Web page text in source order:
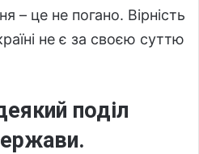
– це не погано. Вірність
не є за своєю суттю
поділ